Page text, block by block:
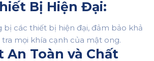
Bị Hiện Đại:
bị các thiết bị hiện đại, đảm bảo khả
tra mọi khía cạnh của mật ong.
An Toàn và Chất